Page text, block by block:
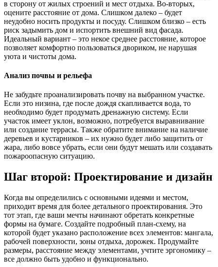
в сторону от жилых строений и мест отдыха. Во-вторых,
оцените расстояние от дома. Слишком далеко – будет
неудобно носить продукты и посуду. Слишком близко – есть
риск задымить дом и испортить внешний вид фасада.
Идеальный вариант – это некое среднее расстояние, которое
позволяет комфортно пользоваться двориком, не нарушая
уюта и чистоты дома.
Анализ почвы и рельефа
Не забудьте проанализировать почву на выбранном участке.
Если это низина, где после дождя скапливается вода, то
необходимо будет продумать дренажную систему. Если
участок имеет уклон, возможно, потребуется выравнивание
или создание террасы. Также обратите внимание на наличие
деревьев и кустарников – их нужно будет либо защитить от
жара, либо вовсе убрать, если они будут мешать или создавать
пожароопасную ситуацию.
Шаг второй: Проектирование и дизайн
Когда вы определились с основными идеями и местом,
приходит время для более детального проектирования. Это
тот этап, где ваши мечты начинают обретать конкретные
формы на бумаге. Создайте подробный план-схему, на
которой будет указано расположение всех элементов: мангала,
рабочей поверхности, зоны отдыха, дорожек. Продумайте
размеры, расстояние между элементами, учтите эргономику –
все должно быть удобно и функционально.